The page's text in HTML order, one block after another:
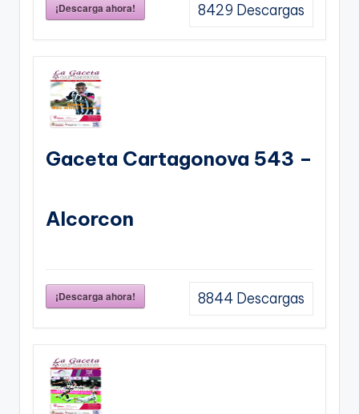
¡Descarga ahora! 8429 Descargas
Gaceta Cartagonova 543 –
Alcorcon
¡Descarga ahora! 8844 Descargas